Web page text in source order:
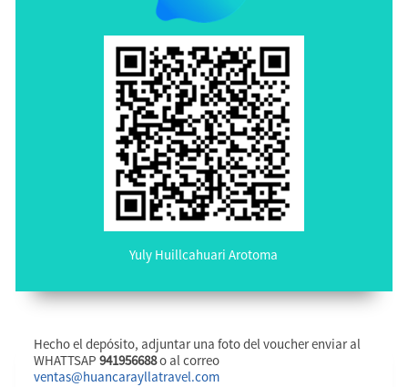
Yuly Huillcahuari Arotoma
Hecho el depósito, adjuntar una foto del voucher enviar al
WHATTSAP 941956688o al correo
ventas@huancarayllatravel.com